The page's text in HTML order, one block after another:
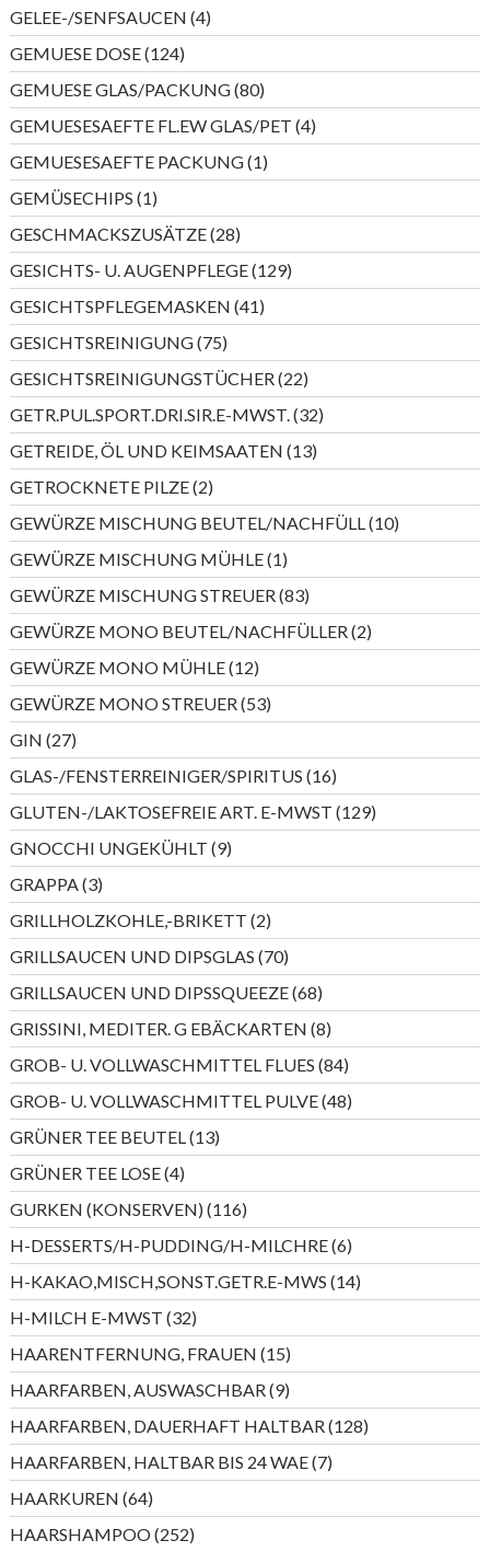
GELEE-/SENFSAUCEN 44
Produkte
GEMUESE DOSE 124124
Produkte
GEMUESE GLAS/PACKUNG 8080
Produkte
GEMUESESAEFTE FL.EW GLAS/PET 44
Produkte
GEMUESESAEFTE PACKUNG 11
Produkt
GEMÜSECHIPS 11
Produkt
GESCHMACKSZUSÄTZE 2828
Produkte
GESICHTS- U. AUGENPFLEGE 129129
Produkte
GESICHTSPFLEGEMASKEN 4141
Produkte
GESICHTSREINIGUNG 7575
Produkte
GESICHTSREINIGUNGSTÜCHER 2222
Produkte
GETR.PUL.SPORT.DRI.SIR.E-MWST. 3232
Produkte
GETREIDE, ÖL UND KEIMSAATEN 1313
Produkte
GETROCKNETE PILZE 22
Produkte
GEWÜRZE MISCHUNG BEUTEL/NACHFÜLL 1010
Produkte
GEWÜRZE MISCHUNG MÜHLE 11
Produkt
GEWÜRZE MISCHUNG STREUER 8383
Produkte
GEWÜRZE MONO BEUTEL/NACHFÜLLER 22
Produkte
GEWÜRZE MONO MÜHLE 1212
Produkte
GEWÜRZE MONO STREUER 5353
Produkte
GIN 2727
Produkte
GLAS-/FENSTERREINIGER/SPIRITUS 1616
Produkte
GLUTEN-/LAKTOSEFREIE ART. E-MWST 129129
Produkte
GNOCCHI UNGEKÜHLT 99
Produkte
GRAPPA 33
Produkte
GRILLHOLZKOHLE,-BRIKETT 22
Produkte
GRILLSAUCEN UND DIPSGLAS 7070
Produkte
GRILLSAUCEN UND DIPSSQUEEZE 6868
Produkte
GRISSINI, MEDITER. G EBÄCKARTEN 88
Produkte
GROB- U. VOLLWASCHMITTEL FLUES 8484
Produkte
GROB- U. VOLLWASCHMITTEL PULVE 4848
Produkte
GRÜNER TEE BEUTEL 1313
Produkte
GRÜNER TEE LOSE 44
Produkte
GURKEN (KONSERVEN) 116116
Produkte
H-DESSERTS/H-PUDDING/H-MILCHRE 66
Produkte
H-KAKAO,MISCH,SONST.GETR.E-MWS 1414
Produkte
H-MILCH E-MWST 3232
Produkte
HAARENTFERNUNG, FRAUEN 1515
Produkte
HAARFARBEN, AUSWASCHBAR 99
Produkte
HAARFARBEN, DAUERHAFT HALTBAR 128128
Produkte
HAARFARBEN, HALTBAR BIS 24 WAE 77
Produkte
HAARKUREN 6464
Produkte
HAARSHAMPOO 252252